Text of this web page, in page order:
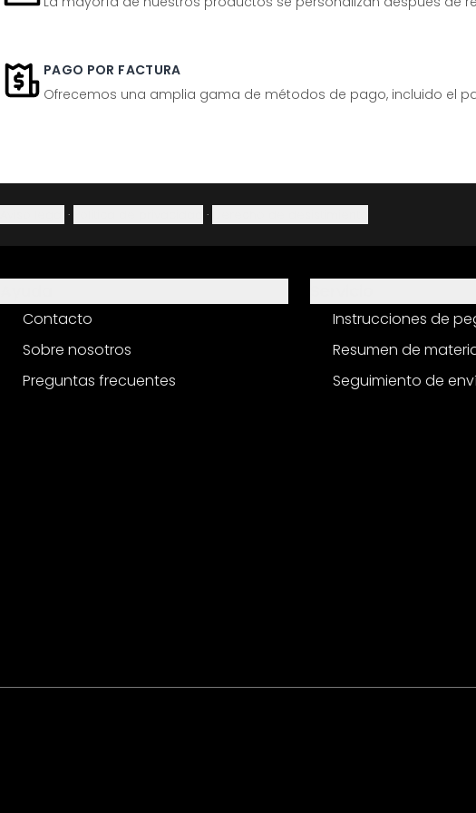
PAGO POR FACTURA
Ofrecemos una amplia gama de métodos de pago, incluido el
· ·
Contacto
Sobre nosotros
Preguntas frecuentes
Instrucciones de
Resumen de
Seguimiento de